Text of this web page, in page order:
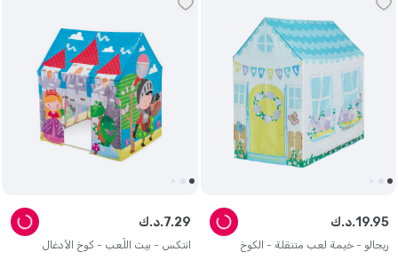
ريجالو - خيمة لعب متنقلة - الكوخ
د.ك.19.95
انتكس - بيت اللّعب - كوخ الأدغال
د.ك.7.29